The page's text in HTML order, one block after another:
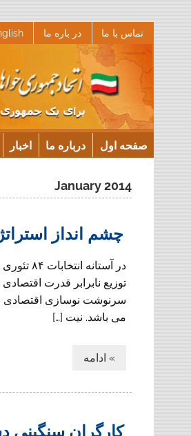
تماس با ما در باره ما
صفحه اول درباره ما اخبار
January 2014
چشم انداز
در
توزیع نابرابر قدرت
سرنوشت نوسازی اقتصادی
می باشد. نیت […]
» ادامه
کارگران سنگینی